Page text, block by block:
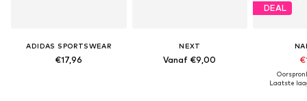
ADIDAS SPORTSWEAR
€17,96
NEXT
Vanaf €9,00
DEAL
Laatste